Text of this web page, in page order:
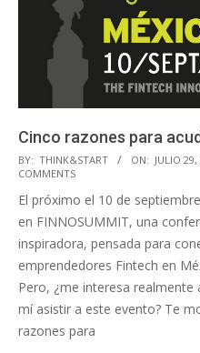
Cinco razones para
2015-
07-
29
BY: THINK&START ON: JULIO
COMMENTS
El próximo el 10 de
en FINNOSUMMIT, una
inspiradora,​ pensada para
emprendedores Fintech en
Pero, ¿me interesa realmente
mí asistir a este evento? Te
razones para